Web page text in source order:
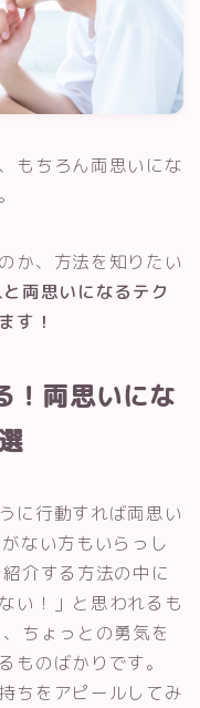
もちろん両思いにな
か、方法を知りたい
両思いになるテク
す！
！両思いにな
に行動すれば両思い
ない方もいらっし
介する方法の中に
い！」と思われるも
ちょっとの勇気を
ものばかりです。
ちをアピールしてみ